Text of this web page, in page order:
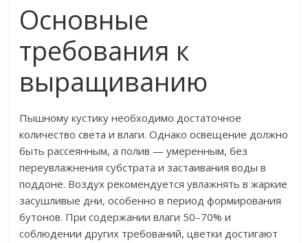
Основные
требования к
выращиванию
Пышному кустику необходимо достаточное
количество света и влаги. Однако освещение должно
быть рассеянным, а полив — умеренным, без
переувлажнения субстрата и застаивания воды в
поддоне. Воздух рекомендуется увлажнять в жаркие
засушливые дни, особенно в период формирования
бутонов. При содержании влаги 50–70% и
соблюдении других требований, цветки достигают